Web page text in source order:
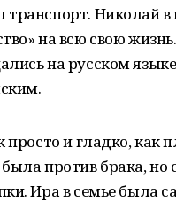
транспорт. Николай
на всю свою
на русском
просто и гладко,
была против брака,
Ира в семье была